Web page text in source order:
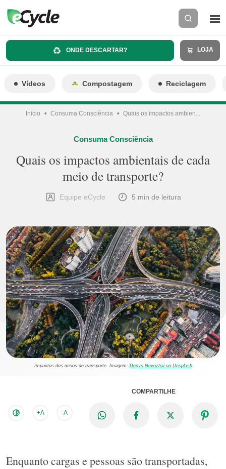
ONDE DESCARTAR? LOJA
Vídeos Compostagem Reciclagem
Início Consuma Consciência Quais os impactos ambien...
Consuma Consciência
Quais os impactos ambientais de cada
meio de transporte?
Equipe eCycle 5 min de leitura
Impactos dos meios de transporte. Imagem: Denys Nevozhai on Unsplash
+A -A
COMPARTILHE
Enquanto cargas e pessoas são transportadas,